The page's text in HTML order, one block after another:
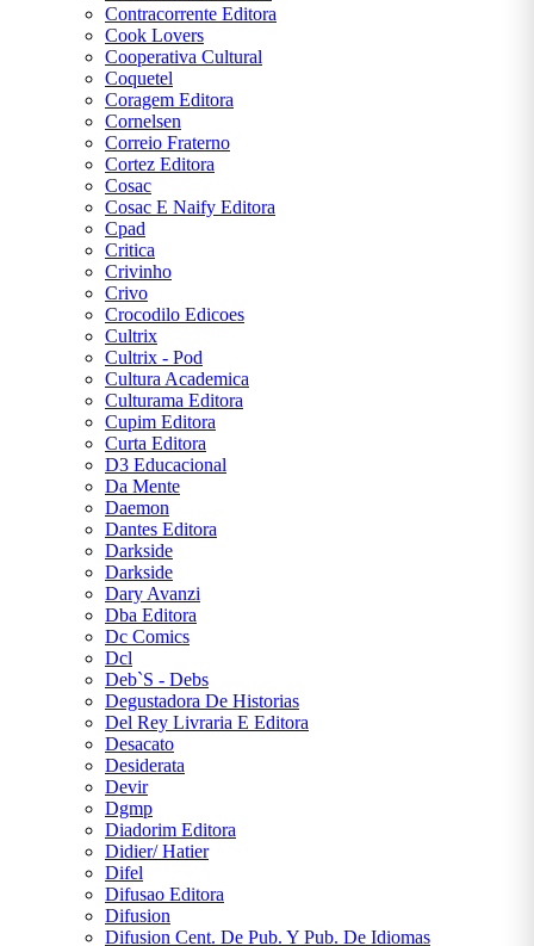
Contracorrente Editora
Cook Lovers
Cooperativa Cultural
Coquetel
Coragem Editora
Cornelsen
Correio Fraterno
Cortez Editora
Cosac
Cosac E Naify Editora
Cpad
Critica
Crivinho
Crivo
Crocodilo Edicoes
Cultrix
Cultrix - Pod
Cultura Academica
Culturama Editora
Cupim Editora
Curta Editora
D3 Educacional
Da Mente
Daemon
Dantes Editora
Darkside
Darkside
Dary Avanzi
Dba Editora
Dc Comics
Dcl
Deb`S - Debs
Degustadora De Historias
Del Rey Livraria E Editora
Desacato
Desiderata
Devir
Dgmp
Diadorim Editora
Didier/ Hatier
Difel
Difusao Editora
Difusion
Difusion Cent. De Pub. Y Pub. De Idiomas